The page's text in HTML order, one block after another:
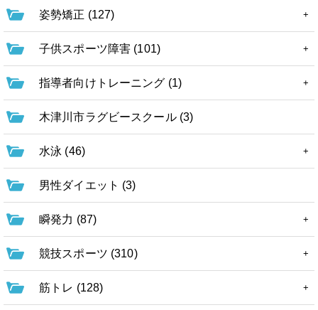
姿勢矯正 (127)
子供スポーツ障害 (101)
指導者向けトレーニング (1)
木津川市ラグビースクール (3)
水泳 (46)
男性ダイエット (3)
瞬発力 (87)
競技スポーツ (310)
筋トレ (128)